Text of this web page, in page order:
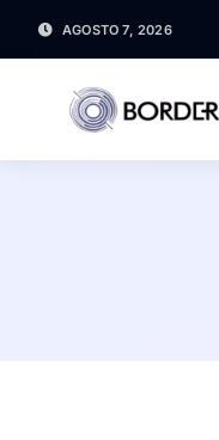
AGOSTO 7, 2026